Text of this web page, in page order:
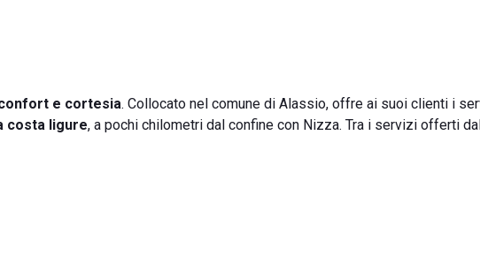
e cortesia. Collocato nel comune di Alassio, offre ai suoi clienti i
costa ligure, a pochi chilometri dal confine con Nizza. Tra i servizi offerti